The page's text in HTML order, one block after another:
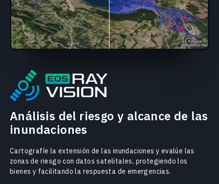
Análisis del riesgo y alcance de las
inundaciones
Cartografíe la extensión de las inundaciones y evalúe las
zonas de riesgo con datos satelitales, protegiendo los
bienes y facilitando la respuesta de emergencias.